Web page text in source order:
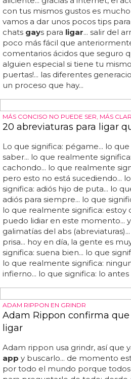
Es el viral gayde moda de los
un hetero cuando ungay le toca
reacciona un hetero cuando un
sugerentemente?... tras el
sido de lo más inocente,
sonrisa pícara o incluso les
claro que están intentando ligar
no necesitas saber francés ni
entenderlo a la perfección... es
franceses muy bromistas,
demayo, y su experimento ya
de reproducciones en youtube
semana...
¿Qué palabras no puedes
apps gays?
Informar sobre ellas, contar las
excesivo y los peligros de llevar
chemsex son formas mucho
el mensaje... para empezar, ya
palabra "drugs" ni "chemsex"...